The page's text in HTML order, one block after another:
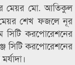
মেয়র মো. আতিকুল
শেখ ফজলে নূর
সিটি করপোরেশনের
সিটি করপোরেশনের